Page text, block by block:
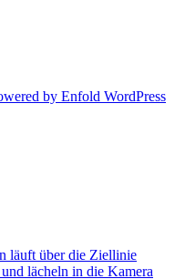
by Enfold WordPress